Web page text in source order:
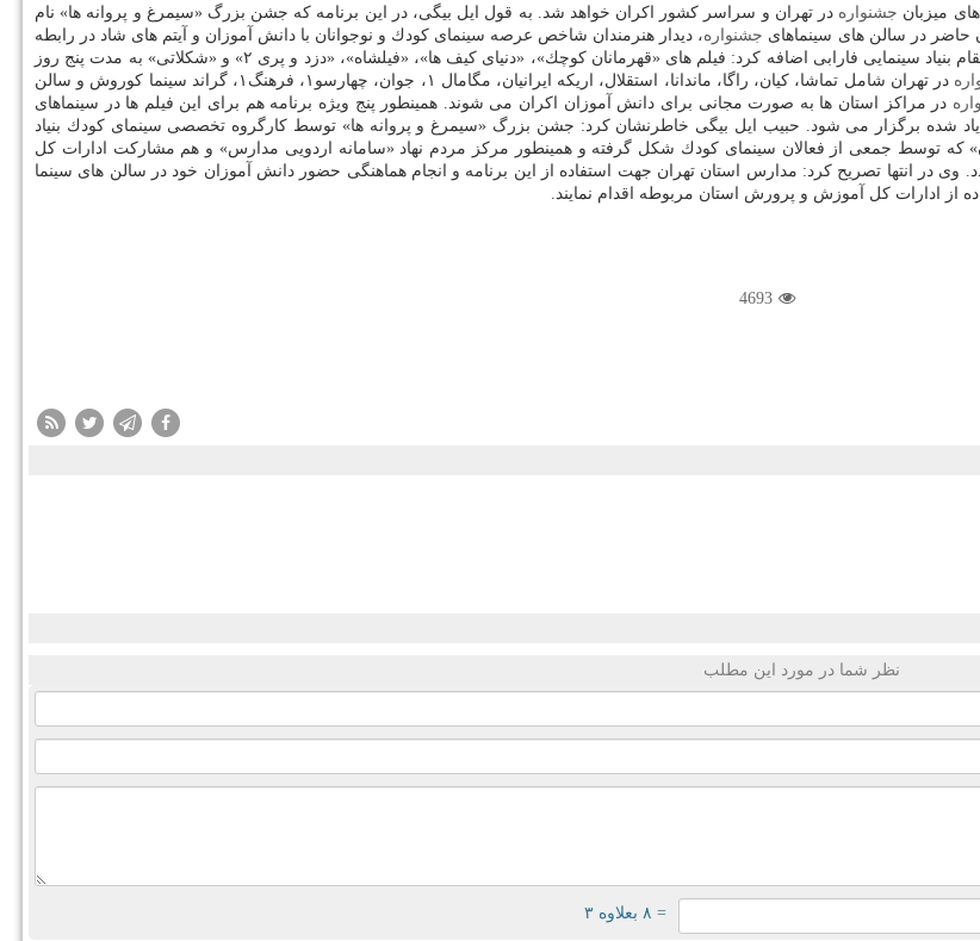
میزبان جشنواره در تهران و سراسر كشور اكران خواهد شد. به قول ایل بیگی، در این برنامه كه جشن بزرگ «سیمرغ و پروانه ها» نام
حاضر در سالن های سینماهای جشنواره، دیدار هنرمندان شاخص عرصه سینمای كودك و نوجوانان با دانش آموزان و آیتم های شاد در رابطه
با جشن های پیروزی انقلاب شكوهمند اسلامی و دهه فجر پیش بینی شده است. قائم مقام بنیاد سینمایی فارابی اضافه كرد: فیلم های «قهرمانان كوچك»، «دنیای كیف ها»، «فیلشاه»، «دزد و پری ۲» و «شكلاتی» به مدت پنج روز
در تهران شامل تماشا، كیان، راگا، ماندانا، استقلال، اریكه ایرانیان، مگامال ۱، جوان، چهارسو۱، فرهنگ۱، گراند سینما كوروش و سالن
در مراكز استان ها به صورت مجانی برای دانش آموزان اكران می شوند. همینطور پنج ویژه برنامه هم برای این فیلم ها در سینماهای
یاد شده برگزار می شود. حبیب ایل بیگی خاطرنشان كرد: جشن بزرگ «سیمرغ و پروانه ها» توسط كارگروه تخصصی سینمای كودك بنیاد
كه توسط جمعی از فعالان سینمای كودك شكل گرفته و همینطور مركز مردم نهاد «سامانه اردویی مدارس» و هم مشاركت ادارات كل
در انتها تصریح كرد: مدارس استان تهران جهت استفاده از این برنامه و انجام هماهنگی حضور دانش آموزان خود در سالن های سینما
4693
نظر شما در مورد این مطلب
= ۸ بعلاوه ۳